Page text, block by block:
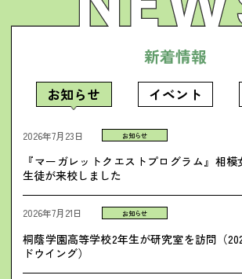
新着情報
お知らせ イベント
2026年7月23日 お知らせ
『マーガレットクエストプログラム』相
生徒が来校しました
2026年7月21日 お知らせ
桐蔭学園高等学校2年生が研究室を訪問（
ドウイング）